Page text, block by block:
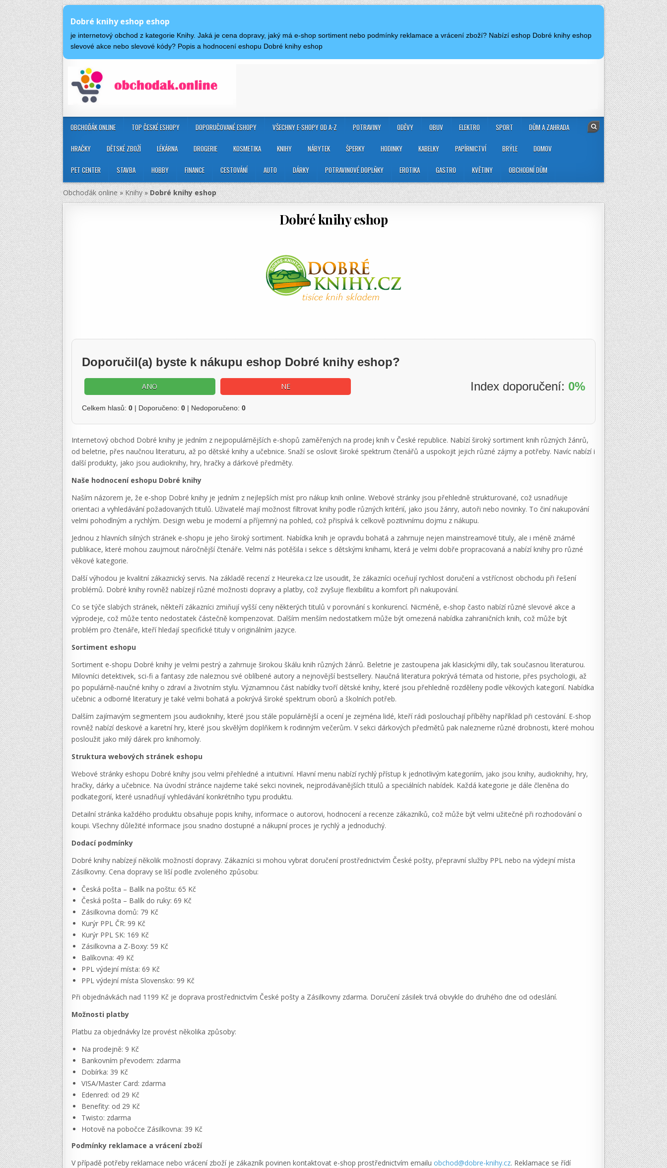
Dobré knihy eshop eshop
je internetový obchod z kategorie Knihy. Jaká je cena dopravy, jaký má e-shop sortiment nebo podmínky reklamace a vrácení zboží? Nabízí eshop Dobré knihy eshop
slevové akce nebo slevové kódy? Popis a hodnocení eshopu Dobré knihy eshop
OBCHOĎÁK ONLINE TOP ČESKÉ ESHOPY DOPORUČOVANÉ ESHOPY VŠECHNY E-SHOPY OD A-Z POTRAVINY ODĚVY OBUV ELEKTRO SPORT DŮM A ZAHRADA
HRAČKY DĚTSKÉ ZBOŽÍ LÉKÁRNA DROGERIE KOSMETIKA KNIHY NÁBYTEK ŠPERKY HODINKY KABELKY PAPÍRNICTVÍ BRÝLE DOMOV
PET CENTER STAVBA HOBBY FINANCE CESTOVÁNÍ AUTO DÁRKY POTRAVINOVÉ DOPLŇKY EROTIKA GASTRO KVĚTINY OBCHODNÍ DŮM
Obchoďák online»Knihy»Dobré knihy eshop
Dobré knihy eshop
Doporučil(a) byste k nákupu eshop Dobré knihy eshop?
ANO NE Index doporučení: 0%
Celkem hlasů: 0 | Doporučeno: 0 | Nedoporučeno: 0
Internetový obchod Dobré knihy je jedním z nejpopulárnějších e-shopů zaměřených na prodej knih v České republice. Nabízí široký sortiment knih různých žánrů,
od beletrie, přes naučnou literaturu, až po dětské knihy a učebnice. Snaží se oslovit široké spektrum čtenářů a uspokojit jejich různé zájmy a potřeby. Navíc nabízí i
další produkty, jako jsou audioknihy, hry, hračky a dárkové předměty.
Naše hodnocení eshopu Dobré knihy
Naším názorem je, že e-shop Dobré knihy je jedním z nejlepších míst pro nákup knih online. Webové stránky jsou přehledně strukturované, což usnadňuje
orientaci a vyhledávání požadovaných titulů. Uživatelé mají možnost filtrovat knihy podle různých kritérií, jako jsou žánry, autoři nebo novinky. To činí nakupování
velmi pohodlným a rychlým. Design webu je moderní a příjemný na pohled, což přispívá k celkově pozitivnímu dojmu z nákupu.
Jednou z hlavních silných stránek e-shopu je jeho široký sortiment. Nabídka knih je opravdu bohatá a zahrnuje nejen mainstreamové tituly, ale i méně známé
publikace, které mohou zaujmout náročnější čtenáře. Velmi nás potěšila i sekce s dětskými knihami, která je velmi dobře propracovaná a nabízí knihy pro různé
věkové kategorie.
Další výhodou je kvalitní zákaznický servis. Na základě recenzí z Heureka.cz lze usoudit, že zákazníci oceňují rychlost doručení a vstřícnost obchodu při řešení
problémů. Dobré knihy rovněž nabízejí různé možnosti dopravy a platby, což zvyšuje flexibilitu a komfort při nakupování.
Co se týče slabých stránek, někteří zákazníci zmiňují vyšší ceny některých titulů v porovnání s konkurencí. Nicméně, e-shop často nabízí různé slevové akce a
výprodeje, což může tento nedostatek částečně kompenzovat. Dalším menším nedostatkem může být omezená nabídka zahraničních knih, což může být
problém pro čtenáře, kteří hledají specifické tituly v originálním jazyce.
Sortiment eshopu
Sortiment e-shopu Dobré knihy je velmi pestrý a zahrnuje širokou škálu knih různých žánrů. Beletrie je zastoupena jak klasickými díly, tak současnou literaturou.
Milovníci detektivek, sci-fi a fantasy zde naleznou své oblíbené autory a nejnovější bestsellery. Naučná literatura pokrývá témata od historie, přes psychologii, až
po populárně-naučné knihy o zdraví a životním stylu. Významnou část nabídky tvoří dětské knihy, které jsou přehledně rozděleny podle věkových kategorií. Nabídka
učebnic a odborné literatury je také velmi bohatá a pokrývá široké spektrum oborů a školních potřeb.
Dalším zajímavým segmentem jsou audioknihy, které jsou stále populárnější a ocení je zejména lidé, kteří rádi poslouchají příběhy například při cestování. E-shop
rovněž nabízí deskové a karetní hry, které jsou skvělým doplňkem k rodinným večerům. V sekci dárkových předmětů pak nalezneme různé drobnosti, které mohou
posloužit jako milý dárek pro knihomoly.
Struktura webových stránek eshopu
Webové stránky eshopu Dobré knihy jsou velmi přehledné a intuitivní. Hlavní menu nabízí rychlý přístup k jednotlivým kategoriím, jako jsou knihy, audioknihy, hry,
hračky, dárky a učebnice. Na úvodní stránce najdeme také sekci novinek, nejprodávanějších titulů a speciálních nabídek. Každá kategorie je dále členěna do
podkategorií, které usnadňují vyhledávání konkrétního typu produktu.
Detailní stránka každého produktu obsahuje popis knihy, informace o autorovi, hodnocení a recenze zákazníků, což může být velmi užitečné při rozhodování o
koupi. Všechny důležité informace jsou snadno dostupné a nákupní proces je rychlý a jednoduchý.
Dodací podmínky
Dobré knihy nabízejí několik možností dopravy. Zákazníci si mohou vybrat doručení prostřednictvím České pošty, přepravní služby PPL nebo na výdejní místa
Zásilkovny. Cena dopravy se liší podle zvoleného způsobu:
Česká pošta – Balík na poštu: 65 Kč
Česká pošta – Balík do ruky: 69 Kč
Zásilkovna domů: 79 Kč
Kurýr PPL ČR: 99 Kč
Kurýr PPL SK: 169 Kč
Zásilkovna a Z-Boxy: 59 Kč
Balíkovna: 49 Kč
PPL výdejní místa: 69 Kč
PPL výdejní místa Slovensko: 99 Kč
Při objednávkách nad 1199 Kč je doprava prostřednictvím České pošty a Zásilkovny zdarma. Doručení zásilek trvá obvykle do druhého dne od odeslání.
Možnosti platby
Platbu za objednávky lze provést několika způsoby:
Na prodejně: 9 Kč
Bankovním převodem: zdarma
Dobírka: 39 Kč
VISA/Master Card: zdarma
Edenred: od 29 Kč
Benefity: od 29 Kč
Twisto: zdarma
Hotově na pobočce Zásilkovna: 39 Kč
Podmínky reklamace a vrácení zboží
V případě potřeby reklamace nebo vrácení zboží je zákazník povinen kontaktovat e-shop prostřednictvím emailu obchod@dobre-knihy.cz. Reklamace se řídí